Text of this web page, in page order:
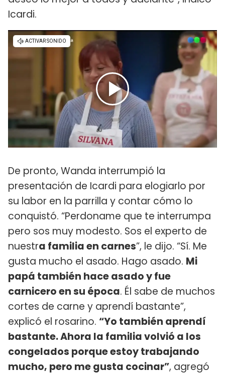
Icardi.
De pronto, Wanda interrumpió la
presentación de Icardi para elogiarlo por
su labor en la parrilla y contar cómo lo
conquistó. “Perdoname que te interrumpa
pero sos muy modesto. Sos el experto de
nuestra familia en carnes”, le dijo. “Sí. Me
gusta mucho el asado. Hago asado. Mi
papá también hace asado y fue
carnicero en su época. Él sabe de muchos
cortes de carne y aprendí bastante”,
explicó el rosarino. “Yo también aprendí
bastante. Ahora la familia volvió a los
congelados porque estoy trabajando
mucho, pero me gusta cocinar”, agregó